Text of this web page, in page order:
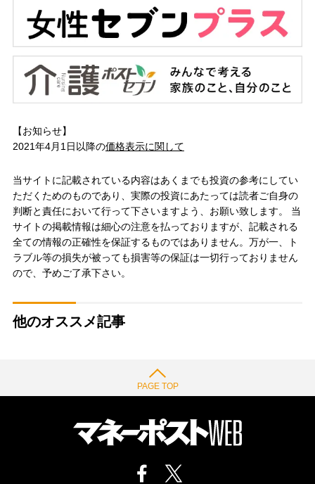
【お知らせ】
2021年4月1日以降の価格表示に関して
当サイトに記載されている内容はあくまでも投資の参考にしてい
ただくためのものであり、実際の投資にあたっては読者ご自身の
判断と責任において行って下さいますよう、お願い致します。 当
サイトの掲載情報は細心の注意を払っておりますが、記載される
全ての情報の正確性を保証するものではありません。万が一、ト
ラブル等の損失が被っても損害等の保証は一切行っておりません
ので、予めご了承下さい。
他のオススメ記事
PAGE TOP